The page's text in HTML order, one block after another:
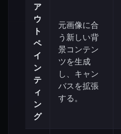
ア
ウ
ト
ペ
イ
ン
テ
ィ
ン
グ
元画像に合
う新しい背
景コンテン
ツを生成
し、キャン
バスを拡張
する。